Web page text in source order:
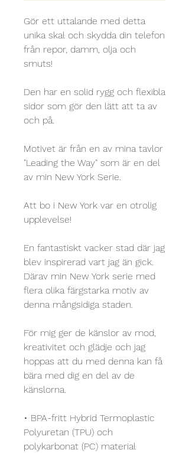
Gör ett uttalande med detta
unika skal och skydda din telefon
från repor, damm, olja och
smuts!
Den har en solid rygg och flexibla
sidor som gör den lätt att ta av
och på.
Motivet är från en av mina tavlor
"Leading the Way" som är en del
av min New York Serie.
Att bo i New York var en otrolig
upplevelse!
En fantastiskt vacker stad där jag
blev inspirerad vart jag än gick.
Därav min New York serie med
flera olika färgstarka motiv av
denna mångsidiga staden.
För mig ger de känslor av mod,
kreativitet och glädje och jag
hoppas att du med denna kan få
bära med dig en del av de
känslorna.
• BPA-fritt Hybrid Termoplastic
Polyuretan (TPU) och
polykarbonat (PC) material